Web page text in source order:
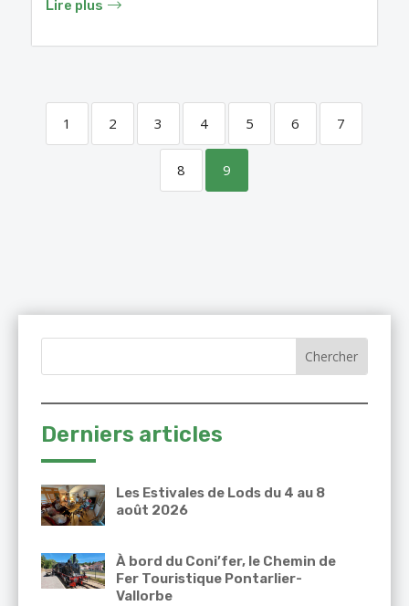
Lire plus
1 2 3 4 5 6 7
8 9
Derniers articles
Les Estivales de Lods du 4 au 8
août 2026
À bord du Coni’fer, le Chemin de
Fer Touristique Pontarlier-
Vallorbe